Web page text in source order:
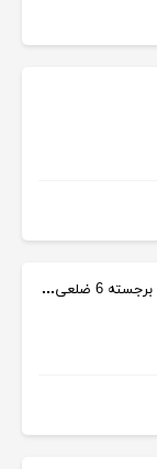
بازی فکری کاتامینو چوبی برجسته 6 ضلعی وسایل نقلیه